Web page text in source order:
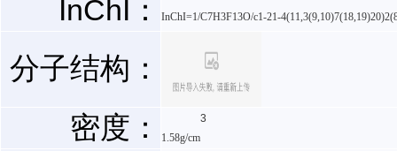
InChI： InChI=1/C7H3F13O/c1-21-
分子结构：
密度：
1.58g/cm
3